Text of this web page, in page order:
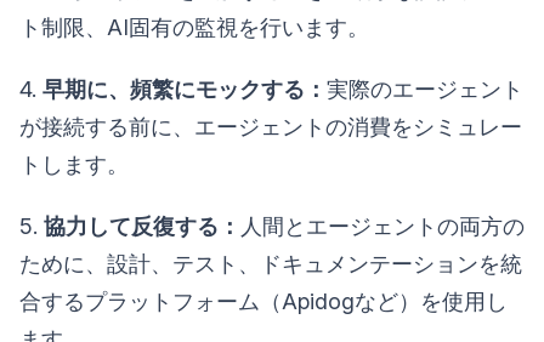
ト制限、AI固有の監視を行います。
4. 早期に、頻繁にモックする： 実際のエージェント
が接続する前に、エージェントの消費をシミュレー
トします。
5. 協力して反復する： 人間とエージェントの両方の
ために、設計、テスト、ドキュメンテーションを統
合するプラットフォーム（Apidogなど）を使用し